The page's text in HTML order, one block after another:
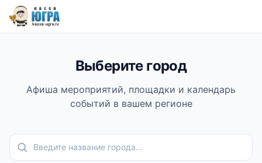
Выберите город
Афиша мероприятий, площадки и календарь
событий в вашем регионе
Поиск города